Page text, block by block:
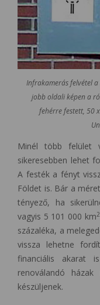
Infrakamerás felvétel a
jobb oldali képen a
fehérre festett, 50
Minél több felület
sikeresebben lehet
A festék a fényt
Földet is. Bár a
tényező, ha
vagyis 5 101 000 km2
százaléka, a
vissza lehetne
financiális akarat
renoválandó
készüljenek.